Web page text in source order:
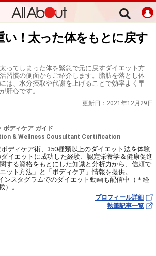
い！太った体をもとに戻す
ってしまった体を緊急で元に戻すダイエット方
習慣の側面からご紹介します。脂肪を落とし体
は、水分摂取や代謝を上げることで効率よく早
肝心です。
更新日： 2021年12月29日
ボディケア ガイド
& Wellness Cousultant Certification
ディケア術、350種類以上のダイエット法を体験
イエットに成功した経験、認定栄養学＆健康促進
する資格をもとにした知識と分析力から、信頼で
ット方法」と「ボディケア」情報を提供。
ンスタグラムでのダイエット動画も配信中（＊経
）。
プロフィール詳細
執筆記事一覧